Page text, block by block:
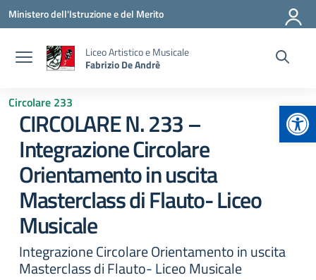
Vai ai contenuti
Vai al menu di navigazione
Vai al footer
Ministero dell'Istruzione e del Merito
Liceo Artistico e Musicale
Fabrizio De Andrè
Circolare 233
CIRCOLARE N. 233 –
Integrazione Circolare
Orientamento in uscita
Masterclass di Flauto- Liceo
Musicale
Integrazione Circolare Orientamento in uscita
Masterclass di Flauto- Liceo Musicale